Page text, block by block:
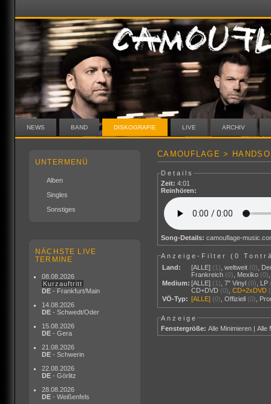
NEWS BAND DISKOGRAFIE LIVE ARCHIV
UNTERMENÜ
Alben
Singles
Sonstiges
NÄCHSTE LIVE
TERMINE
08.08.2026
Kurzauftritt
DE - Frankfurt/Main
14.08.2026
DE - Schwedt/Oder
15.08.2026
DE - Gera
21.08.2026
DE - Schwerin
22.08.2026
DE - Görlitz
28.08.2026
DE - Weißenfels
CAMOUFLAGE >
Details
Zeit: 4:01
Reinhören:
Song-Details: camouflage-
Anzeige-Filter (0
Land:
[ALLE] (1) ,weltweit (0)
Frankreich (0) Mexiko (0)
Medium: [ALLE] (1) ,7" Vinyl (0) LP
CD+DVD (0) ,CD+2xDVD
VÖ-Typ: [ALLE] (0) ,Offiziell (0)
Anzeige
Fenstergröße: Alle Minimieren |Alle